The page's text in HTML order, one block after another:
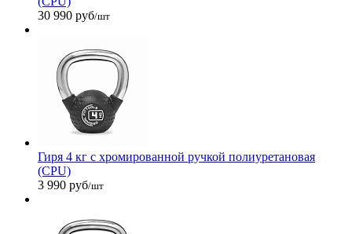
30 990 руб/шт
Гиря 4 кг с хромированной ручкой полиуретановая
(CPU)
3 990 руб/шт